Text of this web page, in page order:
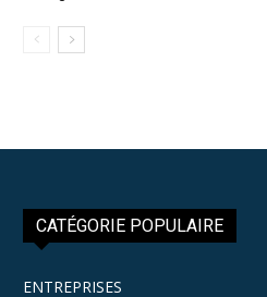
CATÉGORIE POPULAIRE
ENTREPRISES